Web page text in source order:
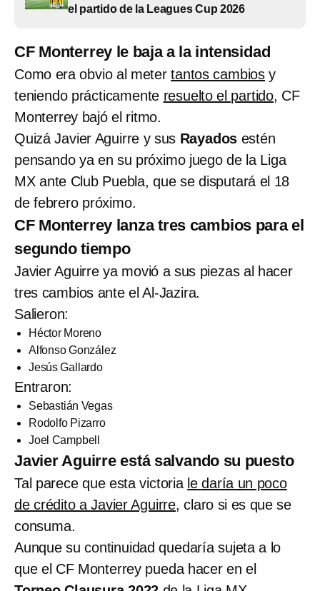
el partido de la Leagues Cup 2026
CF Monterrey le baja a la intensidad
Como era obvio al metertantos cambios y
teniendo prácticamente resuelto el partido, CF
Monterrey bajó el ritmo.
Quizá Javier Aguirre y sus Rayados estén
pensando ya en su próximo juego de la Liga
MX ante Club Puebla, que se disputará el 18
de febrero próximo.
CF Monterrey lanza tres cambios para el
segundo tiempo
Javier Aguirre ya movió a sus piezas al hacer
tres cambios ante el Al-Jazira.
Salieron:
Héctor Moreno
Alfonso González
Jesús Gallardo
Entraron:
Sebastián Vegas
Rodolfo Pizarro
Joel Campbell
Javier Aguirre está salvando su puesto
Tal parece que esta victoria le daría un poco
de crédito a Javier Aguirre, claro si es que se
consuma.
Aunque su continuidad quedaría sujeta a lo
que el CF Monterrey pueda hacer en el